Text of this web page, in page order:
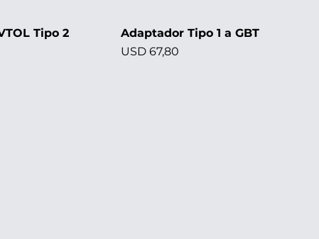
Tipo 2
Adaptador Tipo 1 a GBT
Precio
USD 67,80